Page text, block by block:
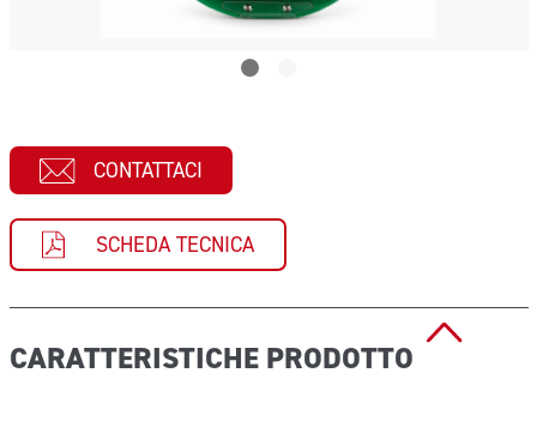
CONTATTACI
SCHEDA TECNICA
CARATTERISTICHE PRODOTTO